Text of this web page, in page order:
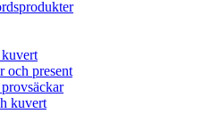
och present
kuvert